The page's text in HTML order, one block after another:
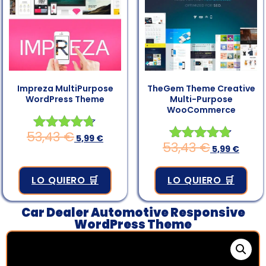
Impreza MultiPurpose
WordPress Theme
Valorado
53,43€ 5,99 €
LO QUIERO 🛒
TheGem Theme Creative
Multi-Purpose
WooCommerce
Valorado en
53,43€ 5,99 €
LO QUIERO 🛒
Car Dealer Automotive Responsive
WordPress Theme